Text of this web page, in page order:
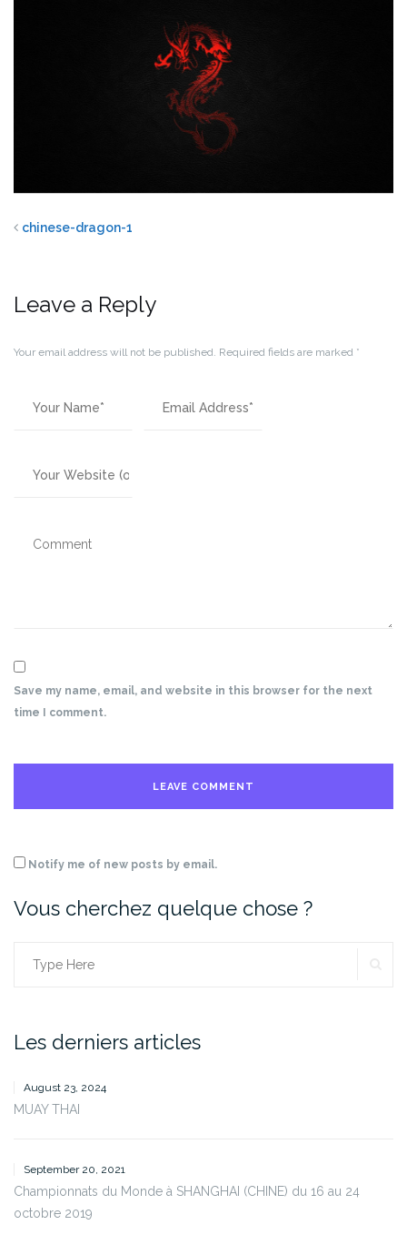
chinese-dragon-1
Leave a Reply
Your email address will not be published. Required fields are marked *
Save my name, email, and website in this browser for the next
time I comment.
Notify me of new posts by email.
Vous cherchez quelque chose ?
Search
Les derniers articles
August 23, 2024
MUAY THAI
September 20, 2021
Championnats du Monde à SHANGHAI (CHINE) du 16 au 24
octobre 2019